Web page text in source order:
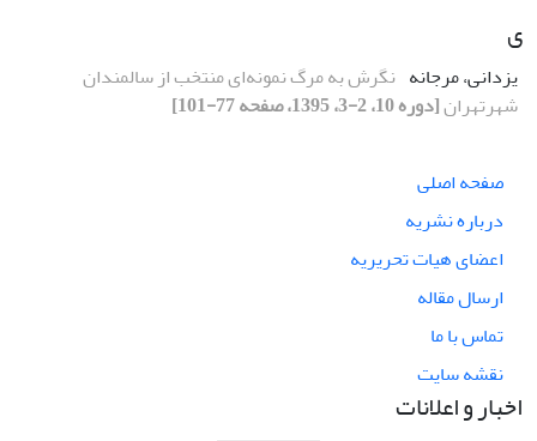
ی
یزدانی، مرجانه نگرش به مرگ نمونه‌ای منتخب از سالمندان
شهرتهران[دوره 10، 2-3، 1395، صفحه 77-101]
صفحه اصلی
درباره نشریه
اعضای هیات تحریریه
ارسال مقاله
تماس با ما
نقشه سایت
اخبار و اعلانات